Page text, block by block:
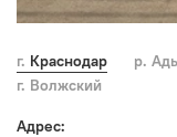
г. Краснодар р.
г. Волжский
Адрес: